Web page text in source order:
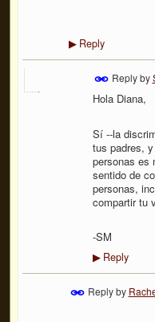
▶Reply
Reply by
Hola Diana,
Sí --la
tus padres,
personas es
sentido de
personas,
compartir tu
-SM
▶Reply
Reply by